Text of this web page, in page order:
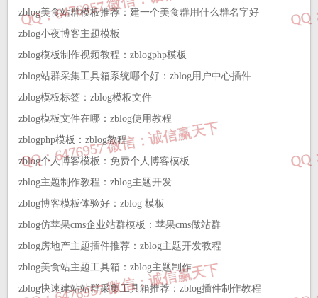
zblog美食站群模板推荐：建一个美食群用什么群名字好
zblog小夜博客主题模板
zblog模板制作视频教程：zblogphp模板
zblog站群采集工具箱系统哪个好：zblog用户中心插件
zblog模板标签：zblog模板文件
zblog模板文件在哪：zblog使用教程
zblogphp模板：zblog教程
zblog个人博客模板：免费个人博客模板
zblog主题制作教程：zblog主题开发
zblog博客模板体验好：zblog 模板
zblog仿苹果cms企业站群模板：苹果cms做站群
zblog房地产主题插件推荐：zblog主题开发教程
zblog美食站主题工具箱：zblog主题制作
zblog快速建站站群采集工具箱推荐：zblog插件制作教程